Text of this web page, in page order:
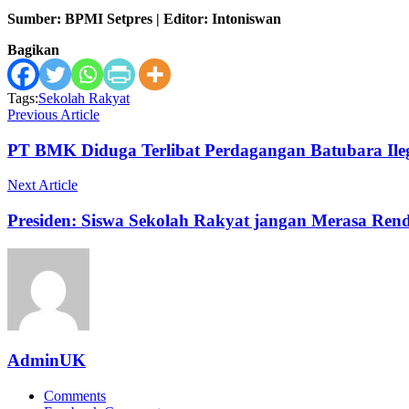
Sumber: BPMI Setpres | Editor: Intoniswan
Bagikan
Tags:Sekolah Rakyat
Previous Article
PT BMK Diduga Terlibat Perdagangan Batubara
Next Article
Presiden: Siswa Sekolah Rakyat jangan Merasa
AdminUK
Comments